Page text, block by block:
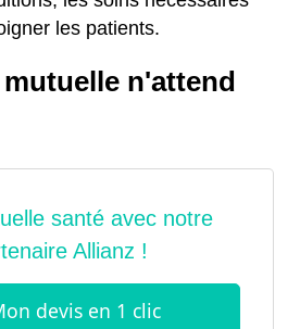
les patients.
n'attend